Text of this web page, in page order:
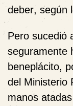
deber, según
Pero sucedió
seguramente
beneplácito,
del Ministerio
manos